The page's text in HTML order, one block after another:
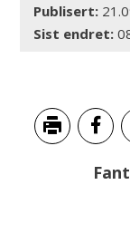
Publisert
Sist endret